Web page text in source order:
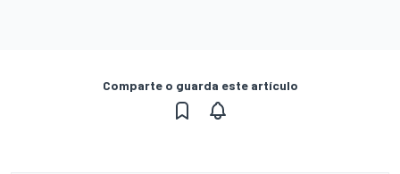
Comparte o guarda este artículo